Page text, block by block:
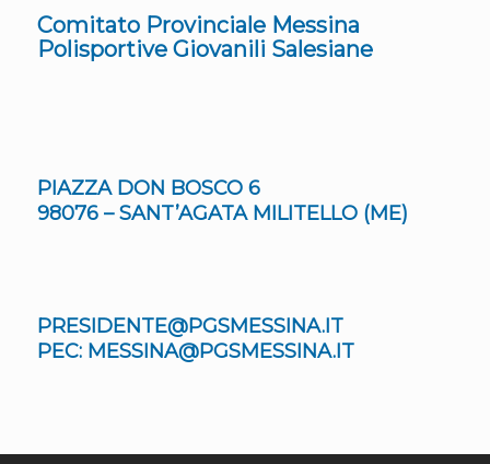
Comitato Provinciale Messina
Polisportive Giovanili Salesiane
PIAZZA DON BOSCO 6
98076 – SANT’AGATA MILITELLO (ME)
PRESIDENTE@PGSMESSINA.IT
PEC: MESSINA@PGSMESSINA.IT